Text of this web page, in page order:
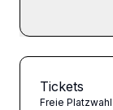
Tickets
Freie Platzwahl